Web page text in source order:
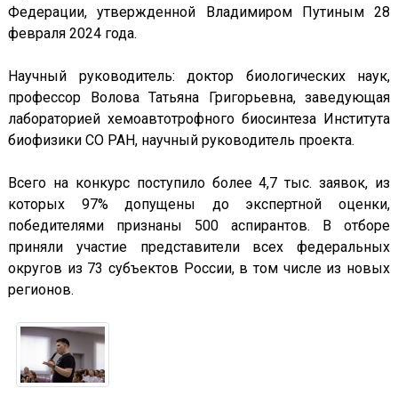
Федерации, утвержденной Владимиром Путиным 28
февраля 2024 года.
Научный руководитель: доктор биологических наук,
профессор Волова Татьяна Григорьевна, заведующая
лабораторией хемоавтотрофного биосинтеза Института
биофизики СО РАН, научный руководитель проекта.
Всего на конкурс поступило более 4,7 тыс. заявок, из
которых 97% допущены до экспертной оценки,
победителями признаны 500 аспирантов. В отборе
приняли участие представители всех федеральных
округов из 73 субъектов России, в том числе из новых
регионов.